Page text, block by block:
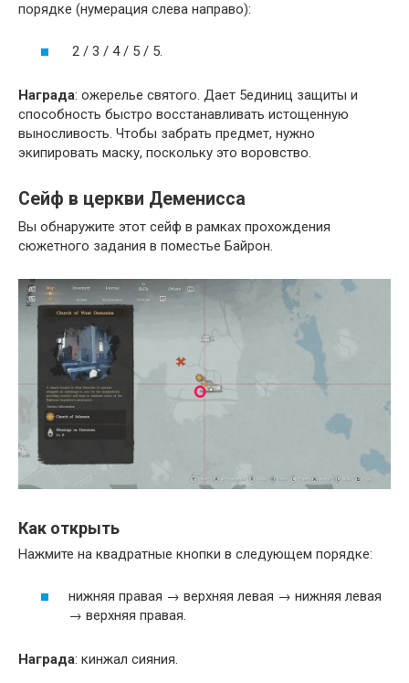
порядке (нумерация слева направо):
2 / 3 / 4 / 5 / 5.
Награда: ожерелье святого. Дает 5единиц защиты и
способность быстро восстанавливать истощенную
выносливость. Чтобы забрать предмет, нужно
экипировать маску, поскольку это воровство.
Сейф в церкви Деменисса
Вы обнаружите этот сейф в рамках прохождения
сюжетного задания в поместье Байрон.
Как открыть
Нажмите на квадратные кнопки в следующем порядке:
нижняя правая → верхняя левая → нижняя левая
→ верхняя правая.
Награда: кинжал сияния.